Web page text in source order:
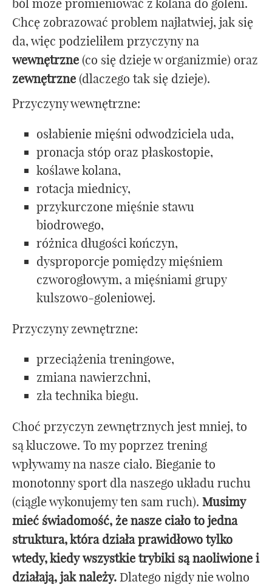
ból może promieniować z kolana do goleni.
Chcę zobrazować problem najłatwiej, jak się
da, więc podzieliłem przyczyny na
wewnętrzne (co się dzieje w organizmie) oraz
zewnętrzne (dlaczego tak się dzieje).
Przyczyny wewnętrzne:
osłabienie mięśni odwodziciela uda,
pronacja stóp oraz płaskostopie,
koślawe kolana,
rotacja miednicy,
przykurczone mięśnie stawu
biodrowego,
różnica długości kończyn,
dysproporcje pomiędzy mięśniem
czworogłowym, a mięśniami grupy
kulszowo-goleniowej.
Przyczyny zewnętrzne:
przeciążenia treningowe,
zmiana nawierzchni,
zła technika biegu.
Choć przyczyn zewnętrznych jest mniej, to
są kluczowe. To my poprzez trening
wpływamy na nasze ciało. Bieganie to
monotonny sport dla naszego układu ruchu
(ciągle wykonujemy ten sam ruch). Musimy
mieć świadomość, że nasze ciało to jedna
struktura, która działa prawidłowo tylko
wtedy, kiedy wszystkie trybiki są naoliwione i
działają, jak należy. Dlatego nigdy nie wolno